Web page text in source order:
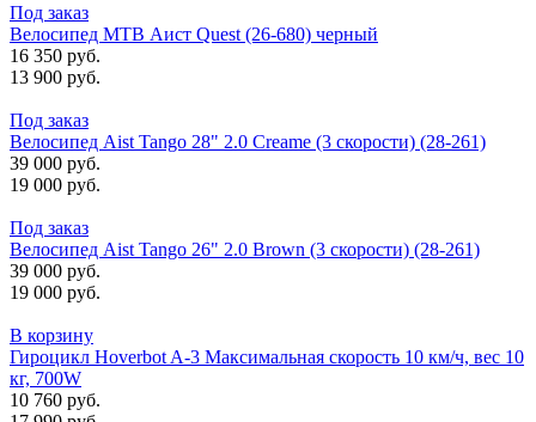
Под заказ
Велосипед MTB Аист Quest (26-680) черный
16 350 руб.
13 900 руб.
Под заказ
Велосипед Aist Tango 28" 2.0 Creame (3 скорости) (28-261)
39 000 руб.
19 000 руб.
Под заказ
Велосипед Aist Tango 26" 2.0 Brown (3 скорости) (28-261)
39 000 руб.
19 000 руб.
В корзину
Гироцикл Hoverbot A-3 Максимальная скорость 10 км/ч, вес 10
кг, 700W
10 760 руб.